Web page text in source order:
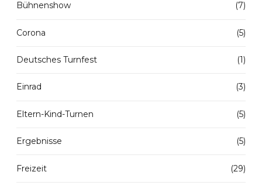
Bühnenshow (7)
Corona (5)
Deutsches Turnfest (1)
Einrad (3)
Eltern-Kind-Turnen (5)
Ergebnisse (5)
Freizeit (29)